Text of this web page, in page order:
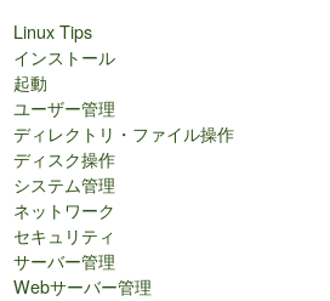
Linux Tips
インストール
起動
ユーザー管理
ディレクトリ・ファイル操作
ディスク操作
システム管理
ネットワーク
セキュリティ
サーバー管理
Webサーバー管理